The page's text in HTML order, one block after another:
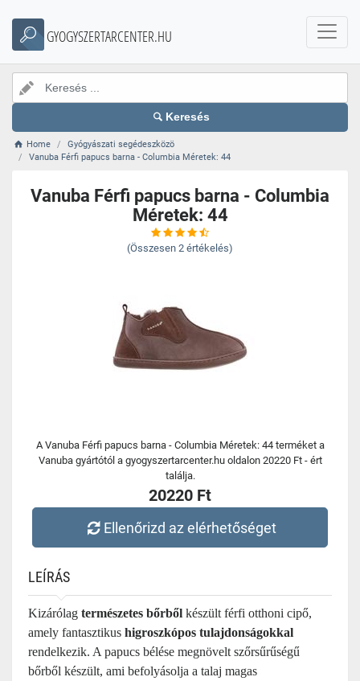
GYOGYSZERTARCENTER.HU
Keresés
Home
Gyógyászati segédeszközö
Vanuba Férfi papucs barna - Columbia Méretek: 44
Vanuba Férfi papucs barna - Columbia
Méretek: 44
(Összesen 2 értékelés)
A Vanuba Férfi papucs barna - Columbia Méretek: 44 terméket a
Vanuba gyártótól a gyogyszertarcenter.hu oldalon 20220 Ft - ért
találja.
20220 Ft
Ellenőrizd az elérhetőséget
LEÍRÁS
Kizárólag természetes bőrből készült férfi otthoni cipő,
amely fantasztikus higroszkópos tulajdonságokkal
rendelkezik. A papucs bélése megnövelt szőrsűrűségű
bőrből készült, ami befolyásolja a talaj magas